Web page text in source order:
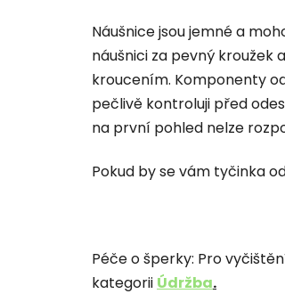
Náušnice jsou jemné a
náušnici za pevný
kroucením. Komponenty
pečlivě kontroluji před
na první pohled nelze
Pokud by se vám tyčinka
Péče o šperky: Pro
kategorii Údržba.